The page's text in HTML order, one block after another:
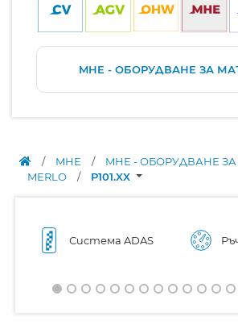
MHE - ОБОРУДВАНЕ ЗА
/ MHE / MHE - ОБОРУДВАНЕ
MERLO
/ P101.XX
Система ADAS